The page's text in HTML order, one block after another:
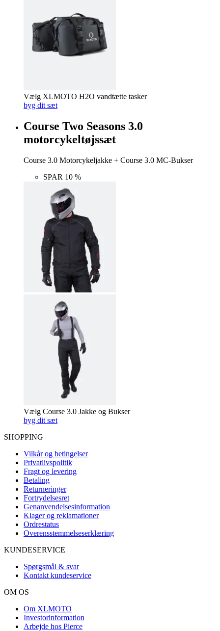
Vælg XLMOTO H2O vandtætte tasker
byg dit sæt
Course Two Seasons 3.0
motorcykeltøjssæt
Course 3.0 Motorcykeljakke + Course 3.0 MC-Bukser
SPAR 10 %
Vælg Course 3.0 Jakke og Bukser
byg dit sæt
SHOPPING
Vilkår og betingelser
Privatlivspolitik
Fragt og levering
Betaling
Returneringer
Fortrydelsesret
Genanvendelsesinformation
Klager og reklamationer
Ordrestatus
Overensstemmelseserklæring
KUNDESERVICE
Spørgsmål & svar
Kontakt kundeservice
OM OS
Om XLMOTO
Investorinformation
Arbejde hos Pierce